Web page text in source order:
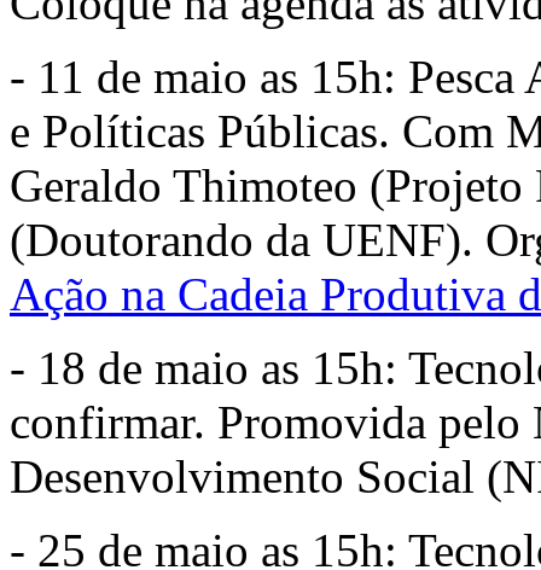
- 11 de maio as 15h:
e Políticas Públicas. Com
Geraldo Thimoteo (Projeto
(Doutorando da UENF).
Ação na Cadeia Produtiva
- 18 de maio as 15h:
confirmar. Promovida
Desenvolvimento Social
- 25 de maio as 15h: